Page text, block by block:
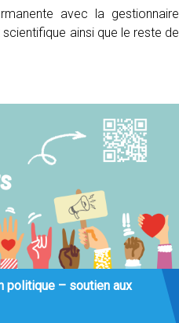
avec la gestionnaire
ainsi que le reste de
politique – soutien aux